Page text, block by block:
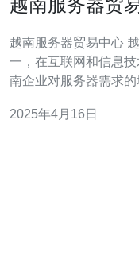
越南服务器贸
越南服务器贸易中心 越南作为东南亚地区的经济中心之
一，在互联网和信息
南企业对服务器需求
设备和解决方案。 越南服务器贸易中心提供各种类型的服
2025年4月16日